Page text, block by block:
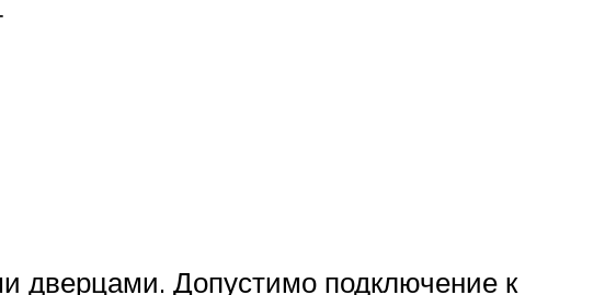
дверцами. Допустимо подключение к